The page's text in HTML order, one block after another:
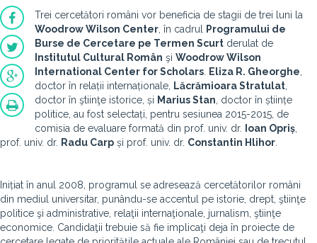
Trei cercetători români vor beneficia de stagii de trei luni la
Woodrow Wilson Center , în cadrul
Programului de
Burse de Cercetare pe Termen Scurt derulat de
Institutul Cultural Român şi Woodrow Wilson
International Center for Scholars
Eliza R. Gheorghe
doctor în relații internaționale,
Lăcrămioara Stratulat
doctor în ştiinţe istorice, și Marius Stan , doctor în științe
politice, au fost selectați, pentru sesiunea 2015-2015, de
comisia de evaluare formată din prof. univ. dr.
Ioan Opriș
prof. univ. dr. Radu Carp și prof. univ. dr. Constantin Hlihor
Inițiat în anul 2008, programul se adresează cercetătorilor români
din mediul universitar, punându-se accentul pe istorie, drept, ştiinţe
politice şi administrative, relaţii internaţionale, jurnalism, ştiinţe
economice. Candidaţii trebuie să fie implicaţi deja în proiecte de